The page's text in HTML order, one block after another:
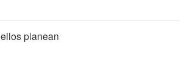
ellos planean